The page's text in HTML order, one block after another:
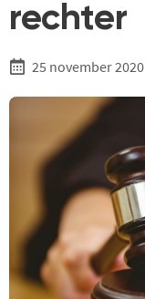
rechter
25 november 2020